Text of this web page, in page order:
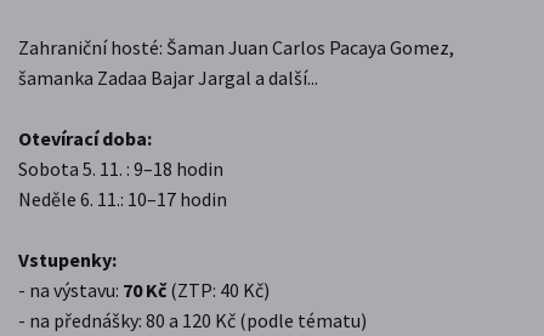
Zahraniční hosté: Šaman Juan Carlos Pacaya Gomez,
šamanka Zadaa Bajar Jargal a další...
Otevírací doba:
Sobota 5. 11. : 9–18 hodin
Neděle 6. 11.: 10–17 hodin
Vstupenky:
- na výstavu: 70 Kč (ZTP: 40 Kč)
- na přednášky: 80 a 120 Kč (podle tématu)